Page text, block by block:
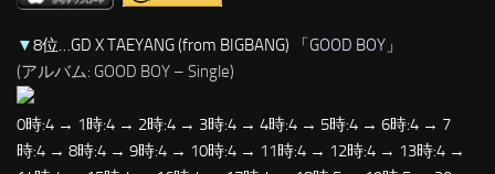
▼8位…GD X TAEYANG (from BIGBANG) 「GOOD BOY 」
(アルバム: GOOD BOY – Single)
0時:4 → 1時:4 → 2時:4 → 3時:4 → 4時:4 → 5時:4 → 6時:4 → 7
時:4 → 8時:4 → 9時:4 → 10時:4 → 11時:4 → 12時:4 → 13時:4 →